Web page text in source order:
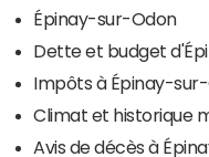
Épinay-sur-Odon
Dette et budget
Impôts à Épinay-
Climat et historique
Avis de décès à